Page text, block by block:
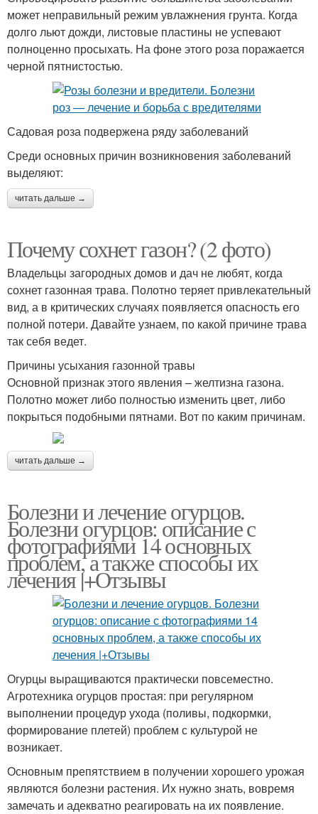
может неправильный режим увлажнения грунта. Когда
долго льют дожди, листовые пластины не успевают
полноценно просыхать. На фоне этого роза поражается
черной пятнистостью.
Садовая роза подвержена ряду заболеваний
Среди основных причин возникновения заболеваний
выделяют:
читать дальше →
Почему сохнет газон? (2 фото)
Владельцы загородных домов и дач не любят, когда
сохнет газонная трава. Полотно теряет привлекательный
вид, а в критических случаях появляется опасность его
полной потери. Давайте узнаем, по какой причине трава
так себя ведет.
Причины усыхания газонной травы
Основной признак этого явления – желтизна газона.
Полотно может либо полностью изменить цвет, либо
покрыться подобными пятнами. Вот по каким причинам.
читать дальше →
Болезни и лечение огурцов.
Болезни огурцов: описание с
фотографиями 14 основных
проблем, а также способы их
лечения |+Отзывы
Огурцы выращиваются практически повсеместно.
Агротехника огурцов простая: при регулярном
выполнении процедур ухода (поливы, подкормки,
формирование плетей) проблем с культурой не
возникает.
Основным препятствием в получении хорошего урожая
являются болезни растения. Их нужно знать, вовремя
замечать и адекватно реагировать на их появление.